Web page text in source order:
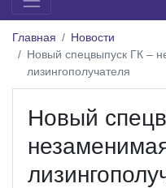
Главная
Новости
Новый спецвыпуск ГК –
лизингополучателя
Новый